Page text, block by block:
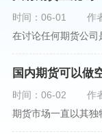
时间：06-01
作
国内期货可以做
时间：06-02
作